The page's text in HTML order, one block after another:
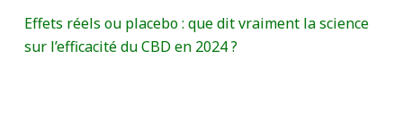
Effets réels ou placebo : que dit vraiment la science
sur l’efficacité du CBD en 2024 ?